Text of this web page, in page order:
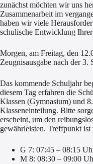
zunächst möchten wir uns
Zusammenarbeit im
haben wir viele
schulische Entwicklung
Morgen, am Freitag, den
Zeugnisausgabe nach der 3.
Das kommende Schuljahr
diesem Tag erfahren die
Klassen (Gymnasium) und
Klasseneinteilung. Bitte
erscheint, um den
gewährleisten. Treffpunkt
G 7: 07:45 – 08:15
M 8: 08:30 – 09:00